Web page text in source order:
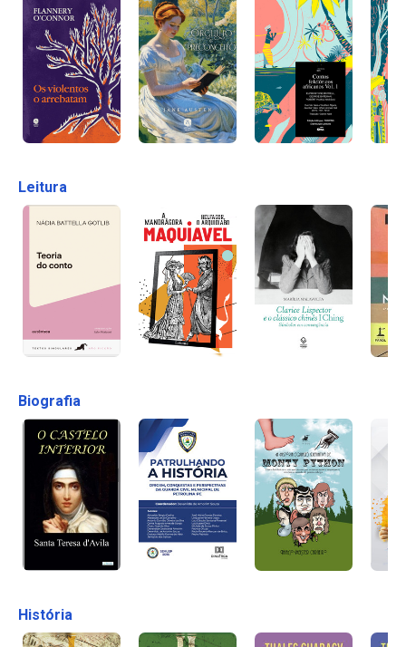
Leitura
Biografia
História